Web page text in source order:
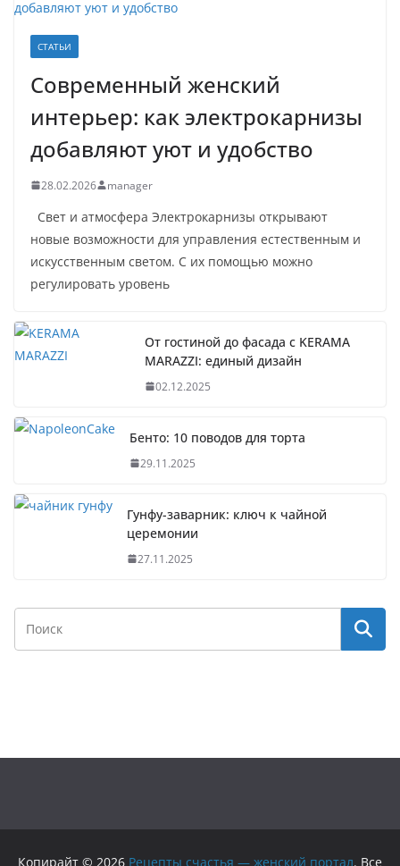
СТАТЬИ
Современный женский
интерьер: как электрокарнизы
добавляют уют и удобство
28.02.2026 manager
Свет и атмосфера Электрокарнизы открывают
новые возможности для управления естественным и
искусственным светом. С их помощью можно
регулировать уровень
От гостиной до фасада с KERAMA
MARAZZI: единый дизайн
02.12.2025
Бенто: 10 поводов для торта
29.11.2025
Гунфу-заварник: ключ к чайной
церемонии
27.11.2025
Копирайт © 2026 Рецепты счастья — женский портал. Все